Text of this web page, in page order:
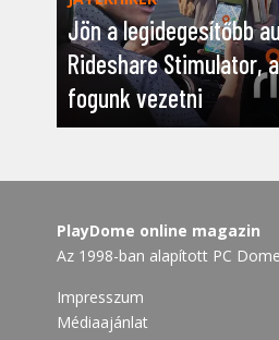
Jön a legidegesítőbb
Rideshare Stimulator,
fogunk vezetni
PlayDome online magazin
Az 1998-ban alapított PC
Impresszum
Médiaajánlat